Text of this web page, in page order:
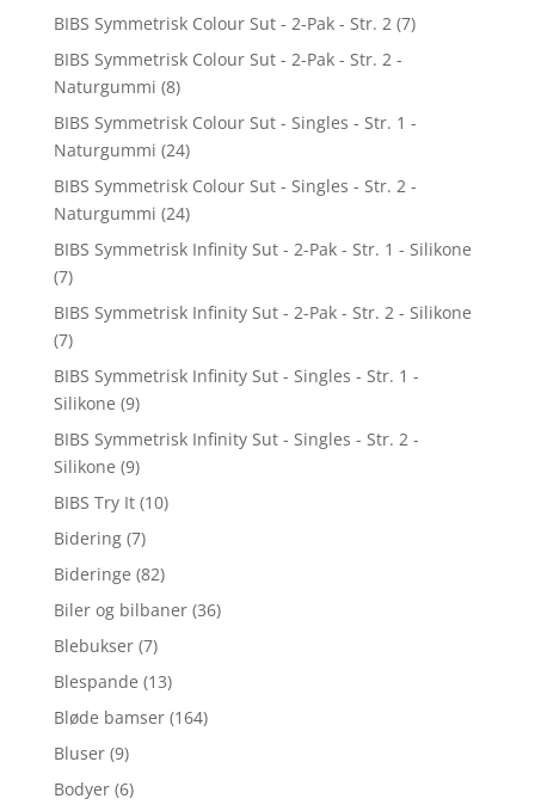
BIBS Symmetrisk Colour Sut - 2-Pak - Str. 2 (7)
BIBS Symmetrisk Colour Sut - 2-Pak - Str. 2 -
Naturgummi (8)
BIBS Symmetrisk Colour Sut - Singles - Str. 1 -
Naturgummi (24)
BIBS Symmetrisk Colour Sut - Singles - Str. 2 -
Naturgummi (24)
BIBS Symmetrisk Infinity Sut - 2-Pak - Str. 1 - Silikone
(7)
BIBS Symmetrisk Infinity Sut - 2-Pak - Str. 2 - Silikone
(7)
BIBS Symmetrisk Infinity Sut - Singles - Str. 1 -
Silikone (9)
BIBS Symmetrisk Infinity Sut - Singles - Str. 2 -
Silikone (9)
BIBS Try It (10)
Bidering (7)
Bideringe (82)
Biler og bilbaner (36)
Blebukser (7)
Blespande (13)
Bløde bamser (164)
Bluser (9)
Bodyer (6)